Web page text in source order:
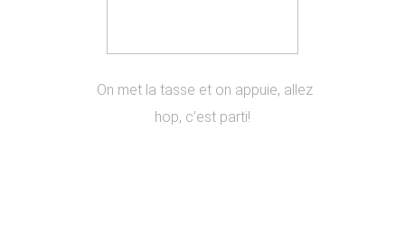
On met la tasse et on appuie, allez
hop, c’est parti!